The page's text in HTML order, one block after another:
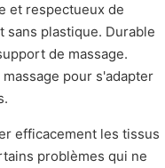
et respectueux de
sans plastique. Durable
de massage.
pour s'adapter
efficacement les tissus
problèmes qui ne